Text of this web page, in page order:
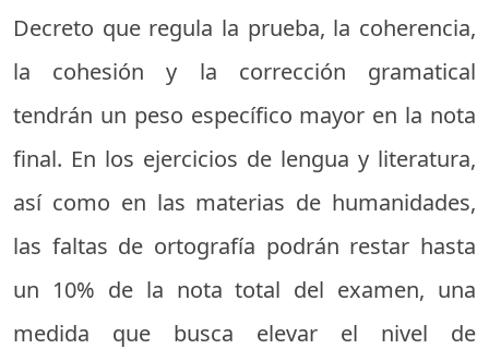
Decreto que regula la prueba, la coherencia,
la cohesión y la corrección gramatical
tendrán un peso específico mayor en la nota
final. En los ejercicios de lengua y literatura,
así como en las materias de humanidades,
las faltas de ortografía podrán restar hasta
un 10% de la nota total del examen, una
medida que busca elevar el nivel de